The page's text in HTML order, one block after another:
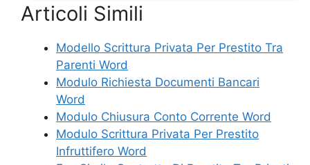
Articoli Simili
Modello Scrittura Privata Per Prestito Tra
Parenti Word
Modulo Richiesta Documenti Bancari
Word
Modulo Chiusura Conto Corrente Word
Modulo Scrittura Privata Per Prestito
Infruttifero Word